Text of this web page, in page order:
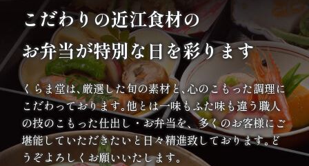
地
の
集
ま
こだわりの近江食材の
お弁当が特別な日を彩ります
くらま堂は､厳選した旬の素材と､心のこもった調理に
こだわっております｡他とは一味もふた味も違う職人
の技のこもった仕出し・お弁当を、多くのお客様にご
堪能していただきたいと日々精進致しております｡ど
うぞよろしくお願いいたします｡